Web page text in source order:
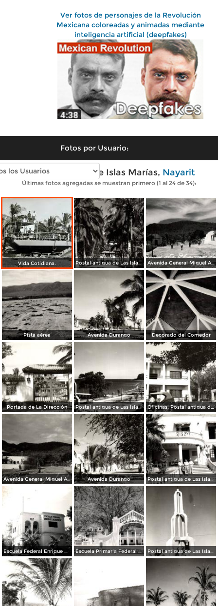
Ver fotos de personajes de la Revolución
Mexicana coloreadas y animadas mediante
inteligencia artificial (deepfakes)
Fotos por Usuario:
Fotos antiguas de Islas Marías, Nayarit
Últimas fotos agregadas se muestran primero (1 al 24 de 34):
Vida Cotidiana. Postal antigua de Las Islas Marías Avenida General Miguel Alemán
Pista aérea Avenida Durango Decorado del Comedor
Portada de La Dirección Postal antigua de Las Islas Marías Oficinas. Postal antigua de Las Islas Marías 28-8-47
Avenida General Miguel Alemán Avenida Durango Postal antigua de Las Islas Marías
Escuela Federal Enrique Crebsamen Escuela Primaria Federal Lic. Gual Vidal Postal antigua de Las Islas Marías